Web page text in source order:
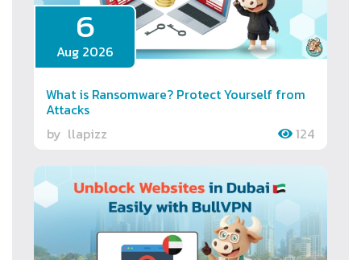
6
Aug 2026
What is Ransomware? Protect Yourself from
Attacks
by llapizz 124